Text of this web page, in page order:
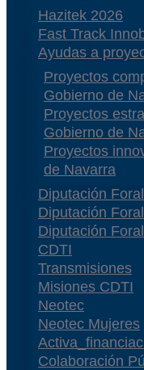
Hazitek 2026
Fast Track
Ayudas a
Proyectos
Gobierno de
Proyectos
Gobierno de
Proyectos
de Navarra
Diputación
Diputación
Diputación
CDTI
Transmisiones
Misiones CDTI
Neotec
Neotec Mujeres
Colaboración